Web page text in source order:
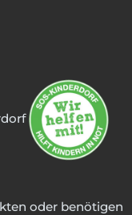
oder benötigen